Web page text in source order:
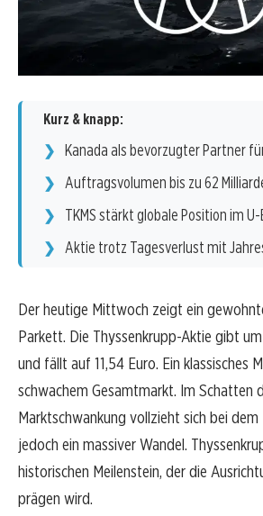
Kurz & knapp:
Kanada als bevorzugter Partner
Auftragsvolumen bis zu 62
TKMS stärkt globale Position im
Aktie trotz Tagesverlust mit
Der heutige Mittwoch zeigt ein
Parkett. Die Thyssenkrupp-Aktie gibt
und fällt auf 11,54 Euro. Ein klassisches
schwachem Gesamtmarkt. Im Schatten
Marktschwankung vollzieht sich bei dem
jedoch ein massiver Wandel.
historischen Meilenstein, der die
prägen wird.